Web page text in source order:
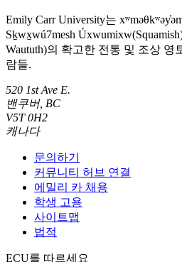
Emily Carr University는
Sḵwx̱wú7mesh
Waututh)의 확고한 전통 및 조상
람들.
520 1st Ave E.
밴쿠버, BC
V5T 0H2
캐나다
문의하기
커뮤니티 허브 연결
에밀리 카 채용
학생 고용
사이트맵
법적
ECU를 따르세요